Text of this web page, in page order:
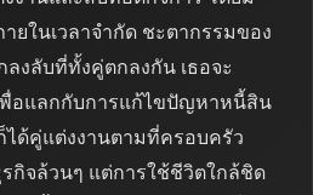
ยในเวลาจำกัด ชะตากรรมของ
งลับที่ทั้งคู่ตกลงกัน เธอจะ
พื่อแลกกับการแก้ไขปัญหาหนี้สิน
ได้คู่แต่งงานตามที่ครอบครัว
กิจล้วนๆ แต่การใช้ชีวิตใกล้ชิด